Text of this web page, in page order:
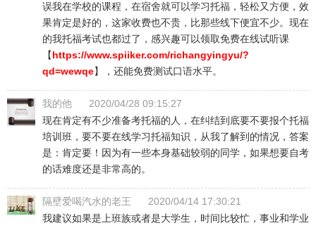
误我在学校的课程，在宿舍就可以学习托福，轻松又方便，效
果肯定是好的，这家收费也不贵，比那些线下便宜不少。现在
的我托福考试也都过了，感兴趣可以领取免费在线试听课
【https://www.spiiker.com/richangyingyu/?
qd=wewqe】，还能免费测试口语水平。
我的他
2020/04/28 09:15:27
现在肯定有不少准备考托福的人，在纠结到底要不要报个托福
培训班，要不要在线学习托福知识，从我了解到的情况，答案
是：肯定要！因为有一些本身基础较弱的同学，如果想要自考
的话难度还是非常高的。
隔壁爱喝汽水的老王
2020/04/14 17:30:21
我建议如果是上班族或者是大学生，时间比较忙，事业和学业